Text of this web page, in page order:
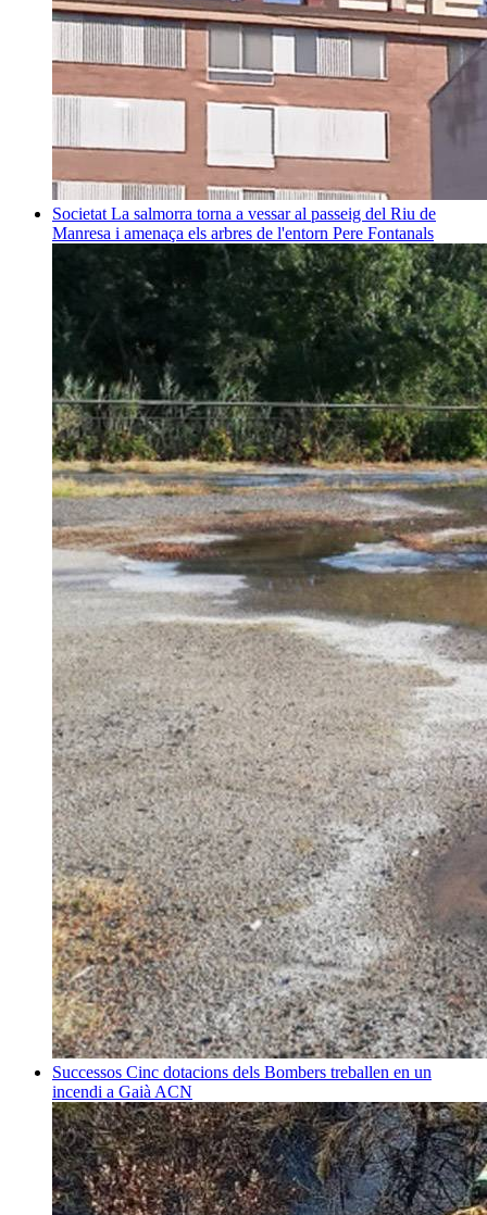
Societat La salmorra torna a vessar al passeig del Riu de
Manresa i amenaça els arbres de l'entorn Pere Fontanals
Successos Cinc dotacions dels Bombers treballen en un
incendi a Gaià ACN